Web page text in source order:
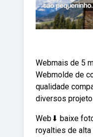
Webmais de 5
Webmolde de
qualidade
diversos
Web⬇ baixe
royalties de